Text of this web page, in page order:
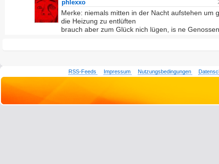
phlexxo
Merke: niemals mitten in der Nacht aufstehen um
die Heizung zu entlüften
brauch aber zum Glück nich lügen, is ne
RSS-Feeds Impressum Nutzungsbedingungen